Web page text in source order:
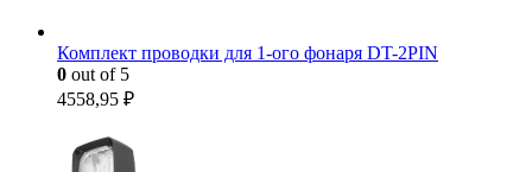
Комплект проводки для 1-ого фонаря DT-2PIN
0 out of 5
4558,95 ₽